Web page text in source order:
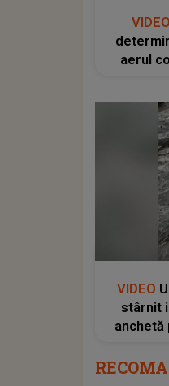
VIDEO
aerul
VIDEO
stârnit
anchetă